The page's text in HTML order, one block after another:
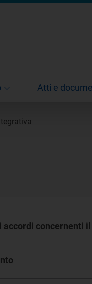
Atti e
accordi concernenti